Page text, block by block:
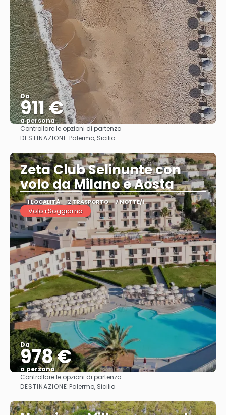
Da
911 €
a persona
Vedere
Controllare le opzioni di partenza
DESTINAZIONE:Palermo, Sicilia
Zeta Club Selinunte con
volo da Milano e Aosta
1 LOCALITÀ 2 TRASPORTO 7 NOTTE/I
Volo+Soggiorno
Da
978 €
a persona
Vedere
Controllare le opzioni di partenza
DESTINAZIONE:Palermo, Sicilia